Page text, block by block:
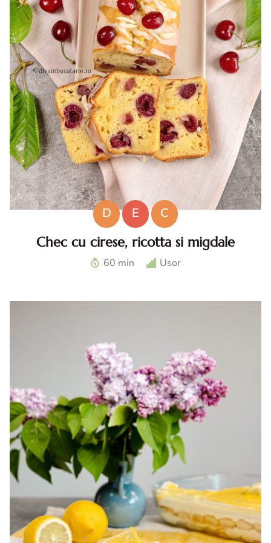
D E
C
Chec cu cirese, ricotta si migdale
Chec cu cirese. Chec cu ricotta. Desert cu cirese. Reteta
chec pufos cu cirese. Chec de casa cu cirese. Prajitura cu
60 min Usor